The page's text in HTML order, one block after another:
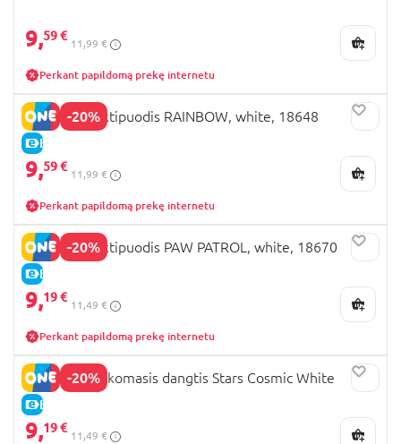
9,59 €
11,99 €
Perkant papildomą prekę internetu
-20%
E-KAINA
KEEEPER naktipuodis RAINBOW, white, 18648
9,59 €
11,99 €
Perkant papildomą prekę internetu
-20%
E-KAINA
KEEEPER naktipuodis PAW PATROL, white, 18670
9,19 €
11,49 €
Perkant papildomą prekę internetu
-20%
E-KAINA
KEEEPER mokomasis dangtis Stars Cosmic White
9,19 €
11,49 €